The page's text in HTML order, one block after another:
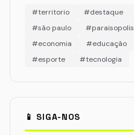
#territorio #destaque
#são paulo
#paraisopolis
#economia
#educação
#esporte
#tecnologia
📱 SIGA-NOS